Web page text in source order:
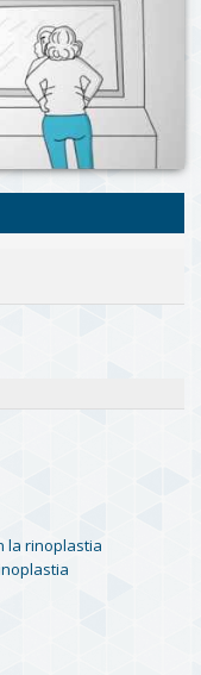
la rinoplastia